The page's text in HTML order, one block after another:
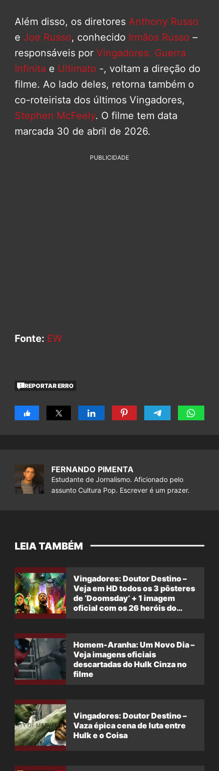
Além disso, os diretores Anthony Russo
e Joe Russo, conhecido Irmãos Russo –
responsáveis por Vingadores: Guerra
Infinita e Ultimato -, voltam a direção do
filme. Ao lado deles, retorna também o
co-roteirista dos últimos Vingadores,
Stephen McFeely. O filme tem data
marcada 30 de abril de 2026.
PUBLICIDADE
Fonte: EW
REPORTAR ERRO
FERNANDO PIMENTA
Estudante de Jornalismo. Aficionado pelo
assunto Cultura Pop. Escrever é um prazer.
LEIA TAMBÉM
Vingadores: Doutor Destino –
Veja em HD todos os 3 pôsteres
de ‘Doomsday’ + 1 imagem
oficial com os 26 heróis do
Homem-Aranha: Um Novo Dia –
Veja imagens oficiais
descartadas do Hulk Cinza no
filme
Vingadores: Doutor Destino –
Vaza épica cena de luta entre
Hulk e o Coisa